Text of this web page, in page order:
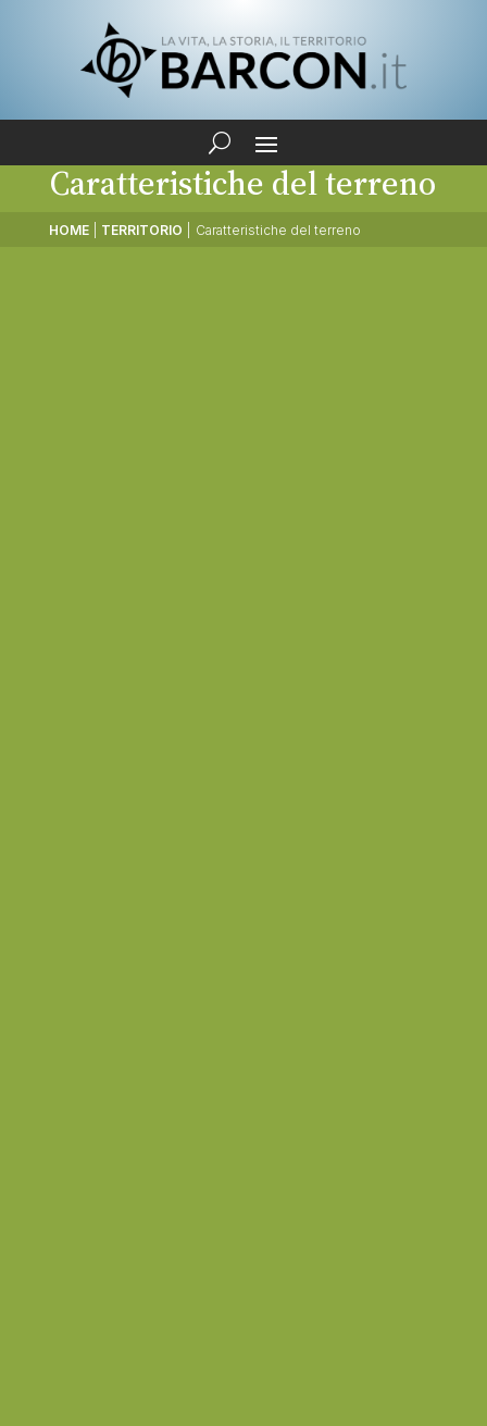
Caratteristiche del terreno
HOME TERRITORIO Caratteristiche del terreno